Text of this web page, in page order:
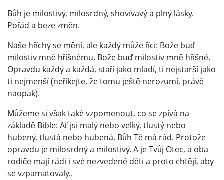
Bůh je milostivý, milosrdný, shovívavý a plný lásky.
Pořád a beze změn.
Naše hříchy se mění, ale každý může říci: Bože buď
milostiv mně hříšnému. Bože buď milostiv mně hříšné.
Opravdu každý a každá, staří jako mladí, ti nejstarší jako
ti nejmenší (neříkejte, že tomu ještě nerozumí, právě
naopak).
Můžeme si však také vzpomenout, co se zpívá na
základě Bible: Ať jsi malý nebo velký, tlustý nebo
hubený, tlustá nebo hubená, Bůh Tě má rád. Protože
opravdu je milosrdný a milostivý. A je Tvůj Otec, a oba
rodiče mají rádi i své nezvedené děti a proto chtějí, aby
se vzpamatovaly..